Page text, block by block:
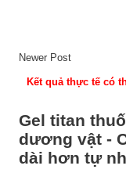
Newer Post
Kết quả thực tế có
Gel titan
dương vật -
dài hơn tự